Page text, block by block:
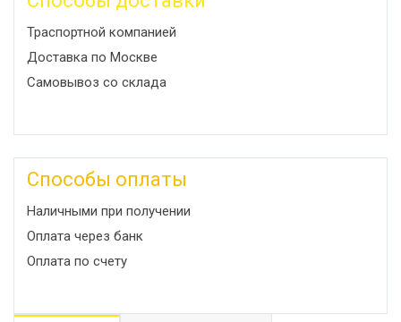
Траспортной компанией
Доставка по Москве
Самовывоз со склада
Способы оплаты
Наличными при получении
Оплата через банк
Оплата по счету